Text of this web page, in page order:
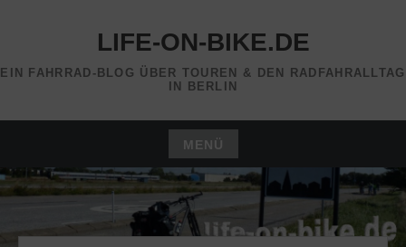
LIFE-ON-BIKE.DE
EIN FAHRRAD-BLOG ÜBER TOUREN & DEN RADFAHRALLTAG
IN BERLIN
MENÜ
Zum
Inhalt